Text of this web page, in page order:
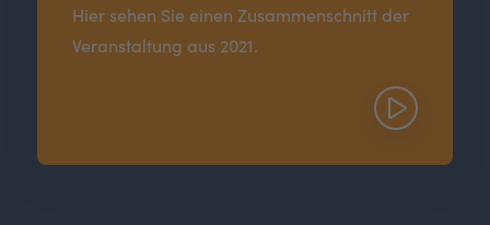
Hier sehen Sie einen Zusammenschnitt der
Veranstaltung aus 2021.